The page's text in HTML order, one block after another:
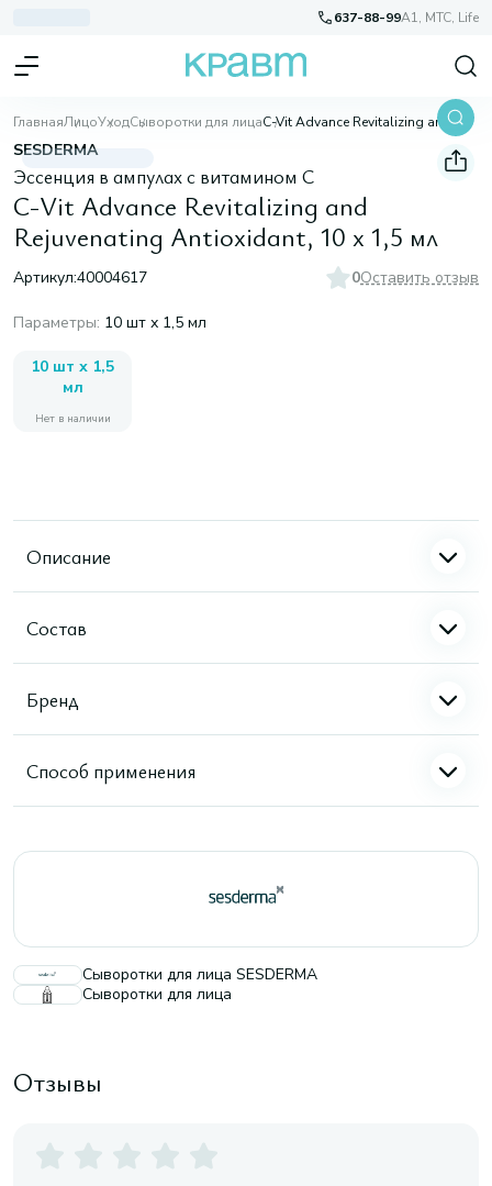
637-88-99A1, МТС, Life
ГлавнаяЛицоУходСыворотки для лица C-Vit Advance Revitalizing and Rejuvenating Antioxidant, 10 х 1,5 мл
SESDERMA
Эссенция в ампулах с витамином C
C-Vit Advance Revitalizing and
Rejuvenating Antioxidant, 10 х 1,5 мл
Артикул:40004617 0Оставить отзыв
Параметры: 10 шт х 1,5 мл
10 шт х 1,5
мл
Нет в наличии
Описание
Состав
Бренд
Способ применения
Сыворотки для лица SESDERMA
Сыворотки для лица
Отзывы